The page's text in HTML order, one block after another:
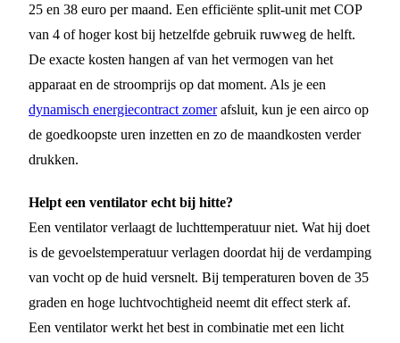
25 en 38 euro per maand. Een efficiënte split-unit met COP
van 4 of hoger kost bij hetzelfde gebruik ruwweg de helft.
De exacte kosten hangen af van het vermogen van het
apparaat en de stroomprijs op dat moment. Als je een
dynamisch energiecontract zomerafsluit, kun je een airco op
de goedkoopste uren inzetten en zo de maandkosten verder
drukken.
Helpt een ventilator echt bij hitte?
Een ventilator verlaagt de luchttemperatuur niet. Wat hij doet
is de gevoelstemperatuur verlagen doordat hij de verdamping
van vocht op de huid versnelt. Bij temperaturen boven de 35
graden en hoge luchtvochtigheid neemt dit effect sterk af.
Een ventilator werkt het best in combinatie met een licht